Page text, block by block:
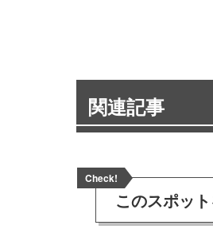
関連記事
Check!
このスポッ